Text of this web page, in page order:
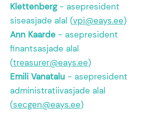
Klettenberg- asepresident
siseasjade alal (vpi@eays.ee)
Ann Kaarde - asepresident
finantsasjade alal
(treasurer@eays.ee)
Emili Vanatalu - asepresident
administratiivasjade alal
(secgen@eays.ee)